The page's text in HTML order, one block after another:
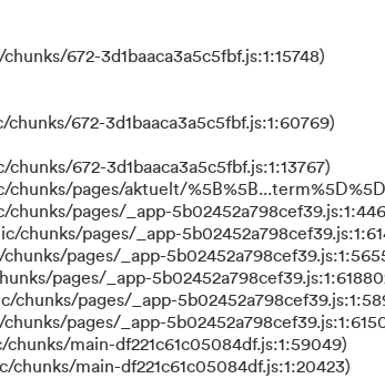
672-3d1baaca3a5c5fbf.js:1:15748)
672-3d1baaca3a5c5fbf.js:1:60769)
672-3d1baaca3a5c5fbf.js:1:13767)
pages/aktuelt/
pages/_app-
pages/_app-
pages/_app-
pages/_app-
pages/_app-
pages/_app-
main-df221c61c05084df.js:1:59049)
main-df221c61c05084df.js:1:20423)